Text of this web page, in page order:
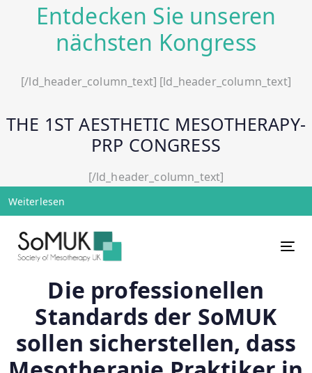
Entdecken Sie unseren
nächsten Kongress
[/ld_header_column_text] [ld_header_column_text]
THE 1ST AESTHETIC MESOTHERAPY-
PRP CONGRESS
[/ld_header_column_text]
Weiterlesen
Die professionellen
Standards der SoMUK
sollen sicherstellen, dass